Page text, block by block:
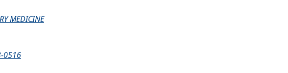
MEDICINE
0516